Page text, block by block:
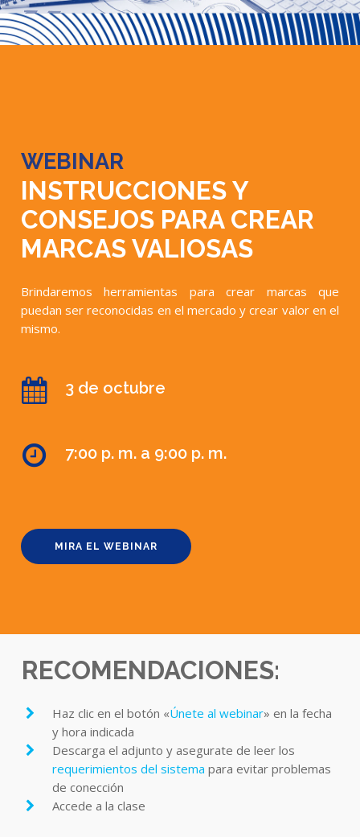
WEBINAR
INSTRUCCIONES Y
CONSEJOS PARA CREAR
MARCAS VALIOSAS
Brindaremos herramientas para crear marcas que
puedan ser reconocidas en el mercado y crear valor en el
mismo.
3 de octubre
7:00 p. m. a 9:00 p. m.
MIRA EL WEBINAR
RECOMENDACIONES:
Haz clic en el botón «Únete al webinar» en la fecha
y hora indicada
Descarga el adjunto y asegurate de leer los
requerimientos del sistema para evitar problemas
de conección
Accede a la clase